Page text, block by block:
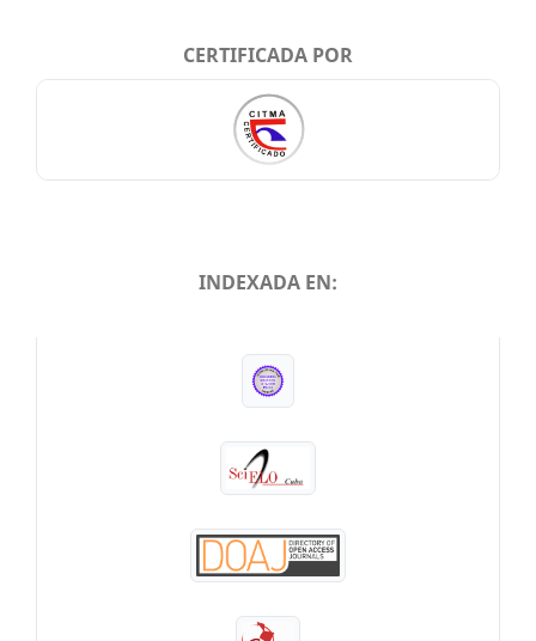
CERTIFICADA POR
INDEXADA EN: